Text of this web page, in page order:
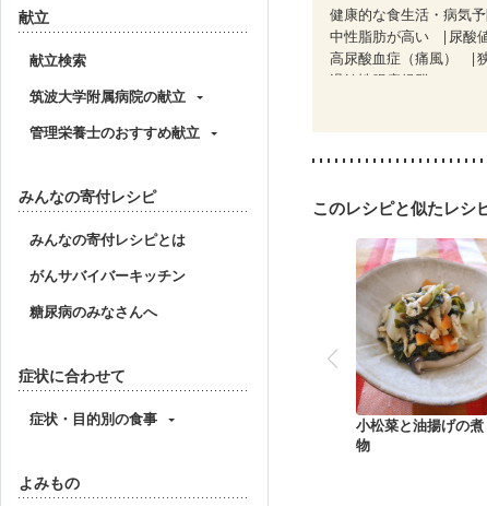
献立
献立検索
筑波大学附属病院の献立
管理栄養士のおすすめ献立
みんなの寄付レシピ
みんなの寄付レシピとは
がんサバイバーキッチン
糖尿病のみなさんへ
症状に合わせて
症状・目的別の食事
よみもの
健康的な食生活・病気
中性脂肪が高い
尿酸
高尿酸血症（痛風）
過敏性腸症候群（IBS）
妊婦健診・体重増加が
産後（ミルク）
骨折
このレシピと似たレシ
小松菜と油揚げの煮
物